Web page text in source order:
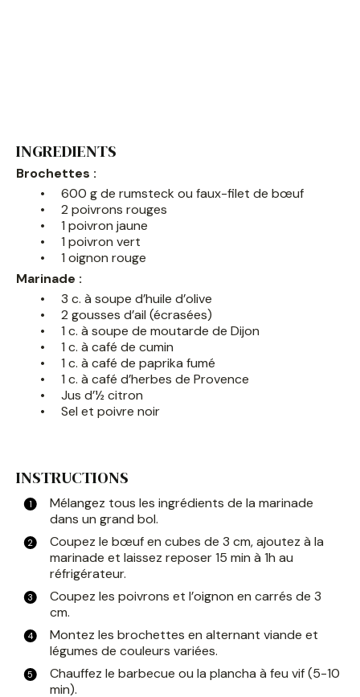
INGREDIENTS
Brochettes :
600 g de rumsteck ou faux-filet de bœuf
2 poivrons rouges
1 poivron jaune
1 poivron vert
1 oignon rouge
Marinade :
3 c. à soupe d’huile d’olive
2 gousses d’ail (écrasées)
1 c. à soupe de moutarde de Dijon
1 c. à café de cumin
1 c. à café de paprika fumé
1 c. à café d’herbes de Provence
Jus d’½ citron
Sel et poivre noir
INSTRUCTIONS
Mélangez tous les ingrédients de la marinade
dans un grand bol.
Coupez le bœuf en cubes de 3 cm, ajoutez à la
marinade et laissez reposer 15 min à 1h au
réfrigérateur.
Coupez les poivrons et l’oignon en carrés de 3
cm.
Montez les brochettes en alternant viande et
légumes de couleurs variées.
Chauffez le barbecue ou la plancha à feu vif (5-10
min).